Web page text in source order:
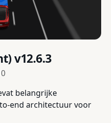
v12.6.3
belangrijke
end architectuur voor